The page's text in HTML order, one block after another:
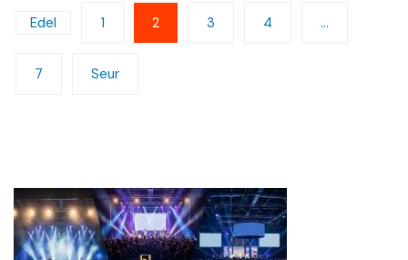
Artikkelien
Edel 1 2 3 4 …
7 Seur